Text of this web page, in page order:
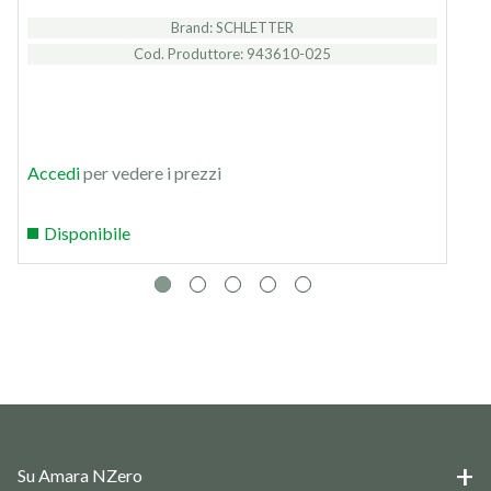
Brand: SCHLETTER
Cod. Produttore: 943610-025
Accediper vedere i prezzi
Disponibile
Su Amara NZero